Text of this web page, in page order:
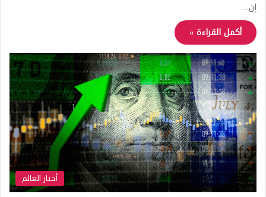
إن…
أكمل القراءة »
أخبار العالم